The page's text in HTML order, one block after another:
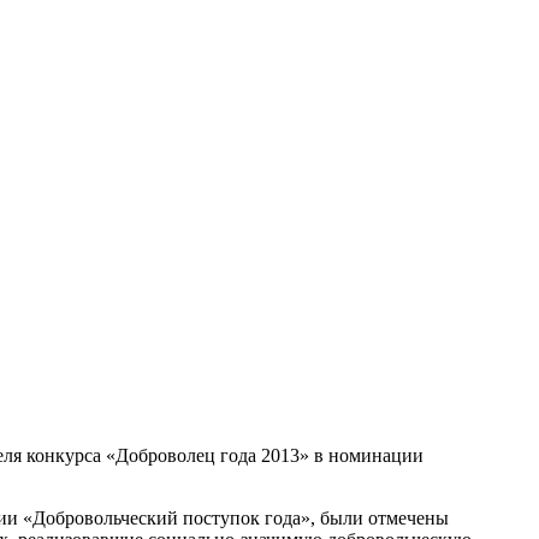
конкурса «Доброволец года 2013» в номинации
«Добровольческий поступок года», были отмечены